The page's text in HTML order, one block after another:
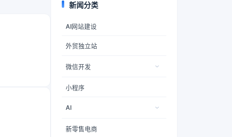
新闻分类
AI网站建设
外贸独立站
微信开发
小程序
AI
新零售电商